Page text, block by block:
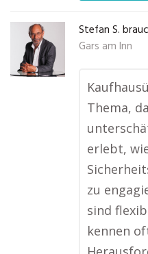
Stefan S.
Gars am Inn
Thema,
erlebt,
zu
sind
kennen